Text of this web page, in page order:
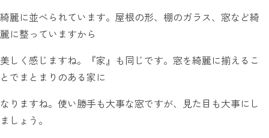
綺麗に並べられています。屋根の形、棚のガラス、窓など綺
麗に整っていますから
美しく感じますね。『家』も同じです。窓を綺麗に揃えるこ
とでまとまりのある家に
なりますね。使い勝手も大事な窓ですが、見た目も大事にし
ましょう。